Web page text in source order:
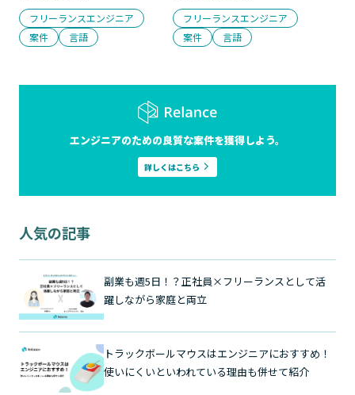
フリーランスエンジニア
案件
言語
フリーランスエンジニア
案件
言語
エンジニアのための良質な案件を獲得しよう。
詳しくはこちら
人気の記事
副業も週5日！？正社員×フリーランスとして活
躍しながら家庭と両立
トラックボールマウスはエンジニアにおすすめ！
使いにくいといわれている理由も併せて紹介